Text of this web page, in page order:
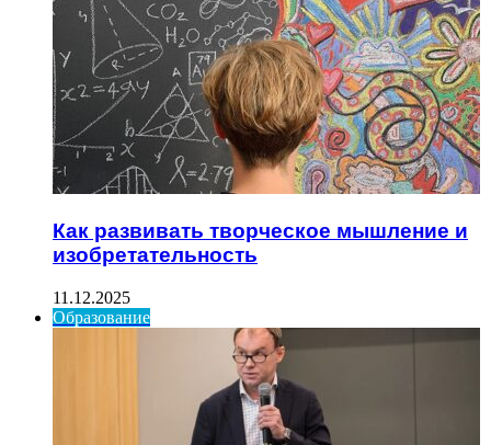
Как развивать творческое мышление и
изобретательность
11.12.2025
Образование